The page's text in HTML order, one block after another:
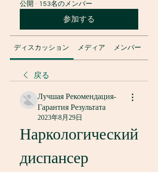
公開 · 153名のメンバー
参加する
ディスカッション メディア メンバー
戻る
Лучшая Рекомендация-
Гарантия Результата
2023年8月29日
Наркологический
диспансер